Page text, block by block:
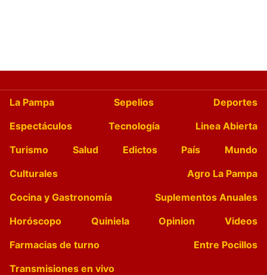
La Pampa Sepelios
Deportes
Espectáculos
Tecnología
Linea Abierta
Turismo
Salud Edictos País
Mundo
Culturales
Agro La Pampa
Cocina y Gastronomía
Suplementos Anuales
Horóscopo
Quiniela Opinion
Videos
Farmacias de turno
Entre Pocillos
Transmisiones en vivo